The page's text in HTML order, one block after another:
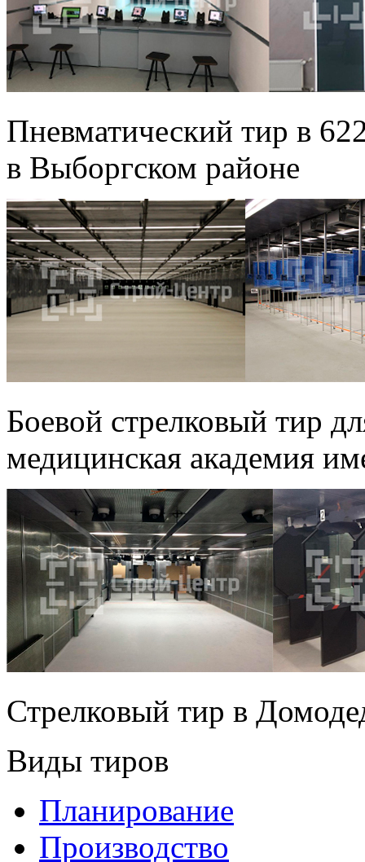
Пневматический тир в
в Выборгском районе
Боевой стрелковый
медицинская академия
Стрелковый тир в
Виды тиров
Планирование
Производство